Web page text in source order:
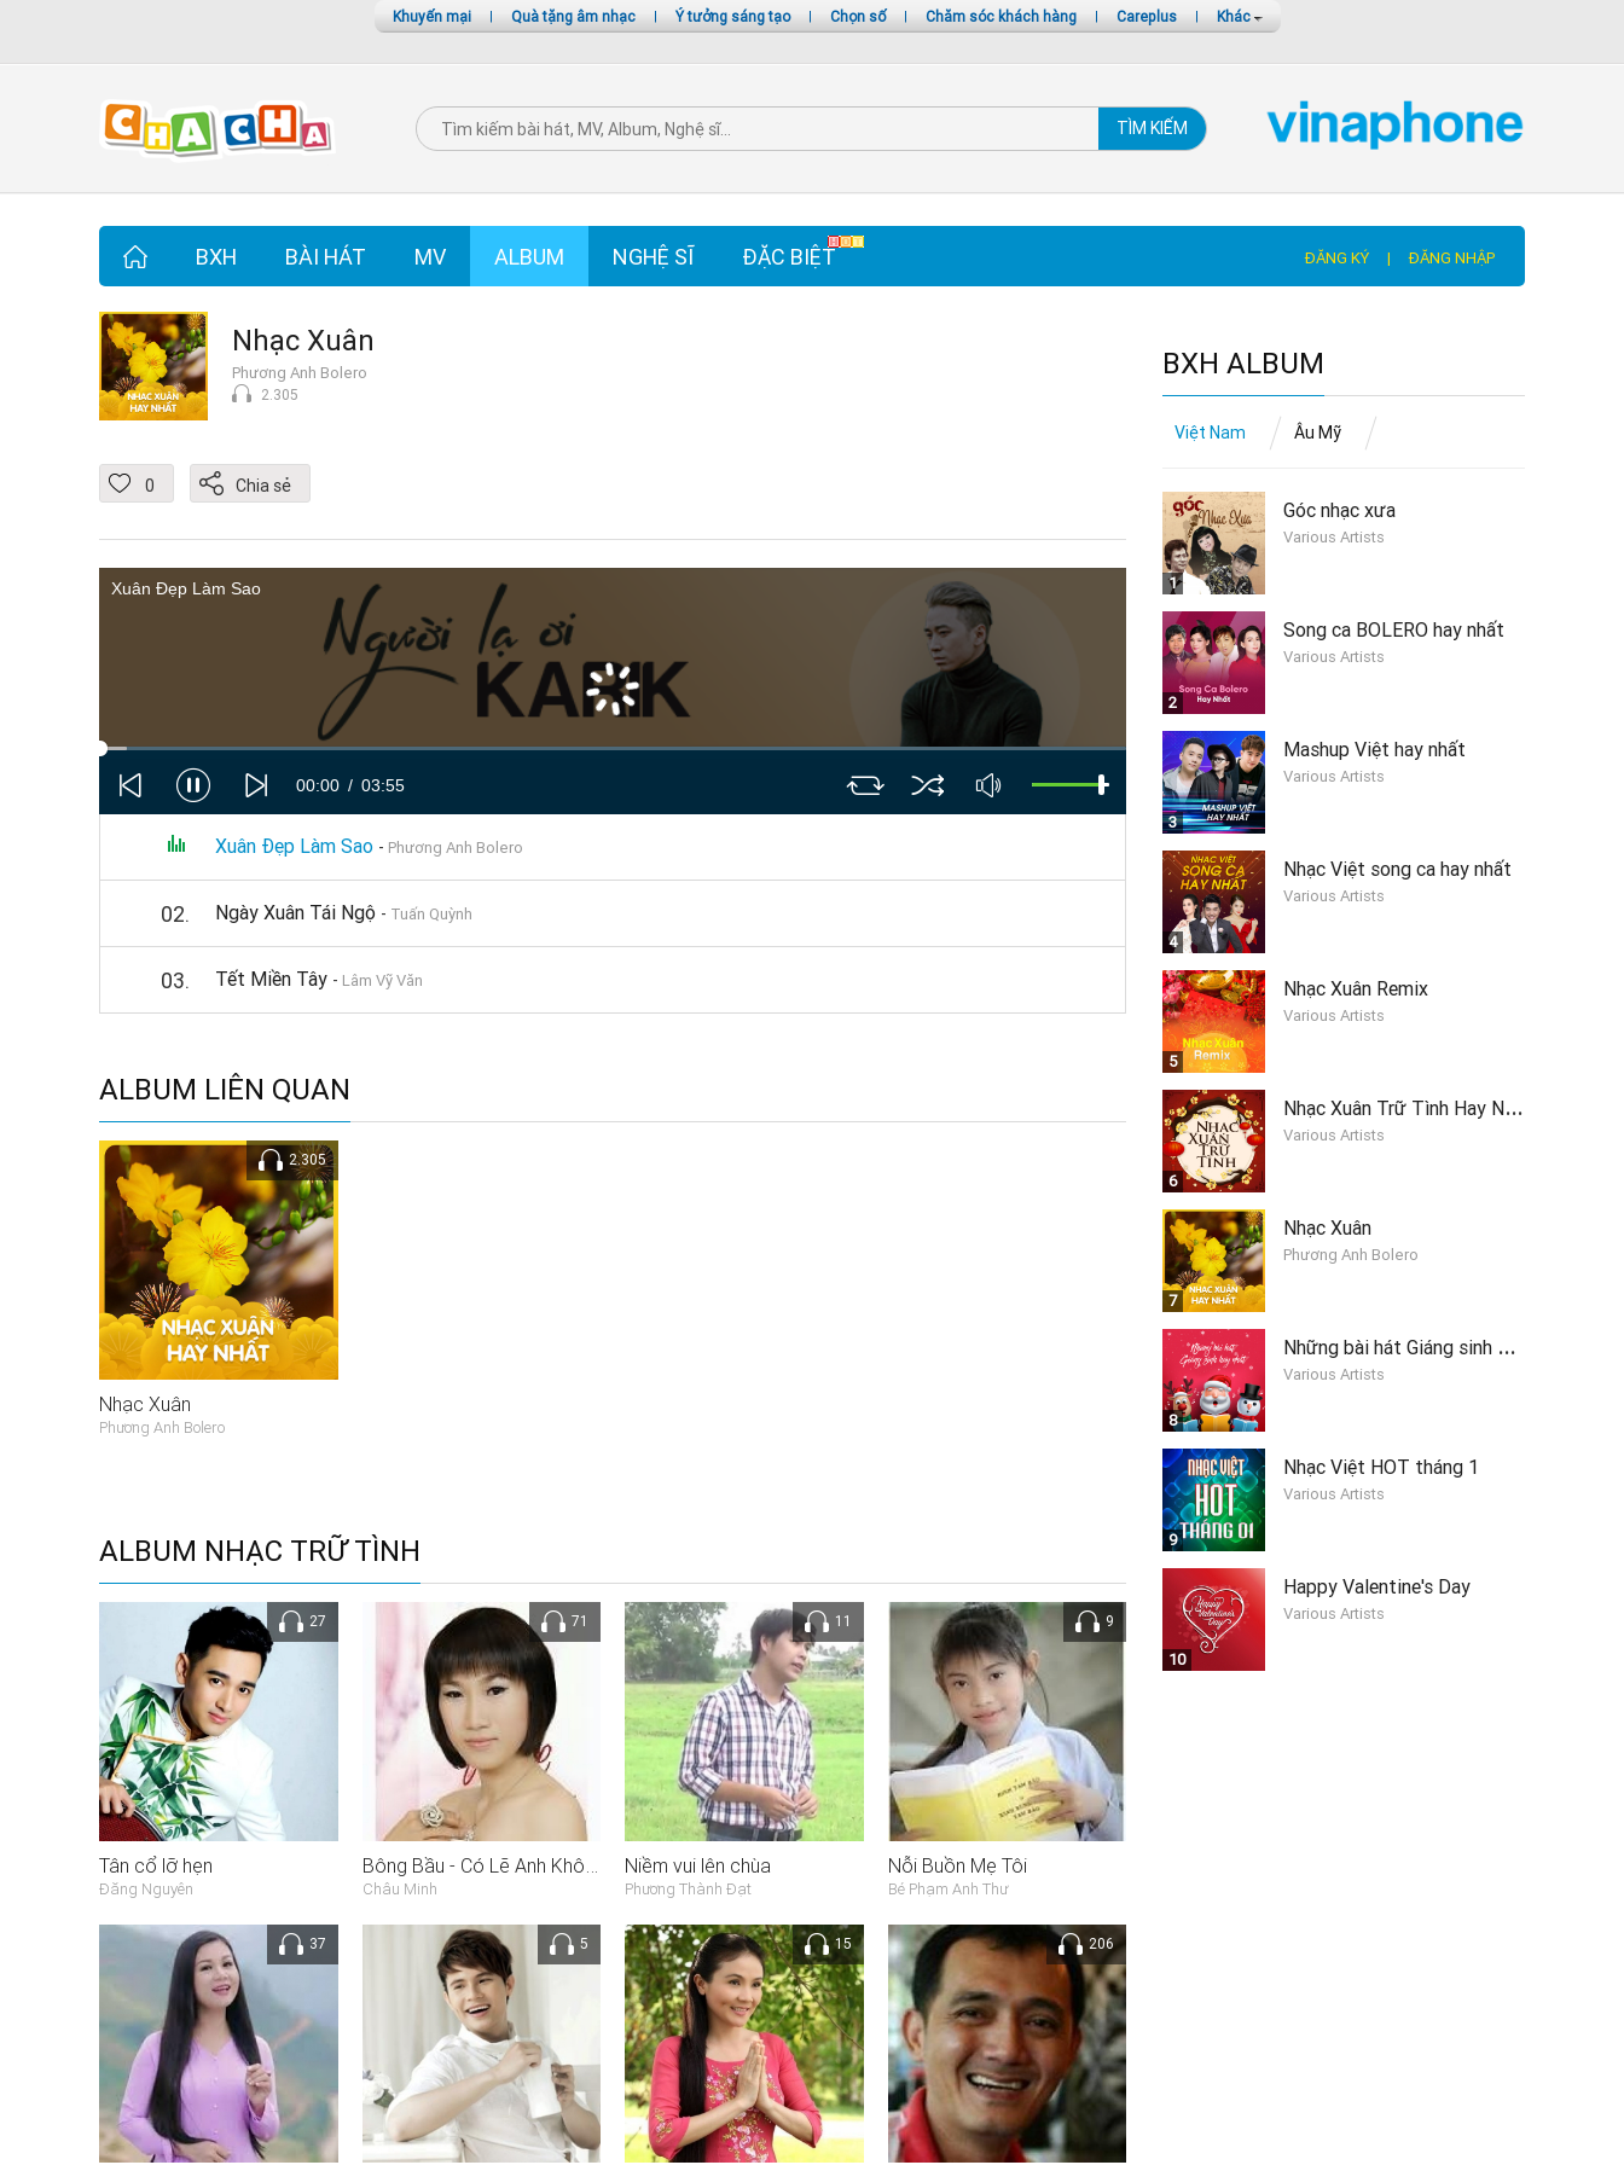
Khuyến mại | Quà tặng âm nhạc | Ý tưởng sáng tạo | Chọn số | Chăm sóc khách hàng | Careplus | Khác
TÌM KIẾM
BXH BÀI HÁT MV ALBUM NGHỆ SĨ ĐẶC BIỆT ĐĂNG KÝ | ĐĂNG NHẬP
Nhạc Xuân
Phương Anh Bolero
2.305
0 Chia sẻ
Xuân Đẹp Làm Sao
00:00 03:55
01.
Xuân Đẹp Làm Sao - Phương Anh Bolero
02. Ngày Xuân Tái Ngộ - Tuấn Quỳnh
03. Tết Miền Tây - Lâm Vỹ Văn
ALBUM LIÊN QUAN
2.305
Nhạc Xuân
Phương Anh Bolero
ALBUM NHẠC TRỮ TÌNH
27
Tân cổ lỡ hẹn
Đăng Nguyên
71
Châu Minh
11
Niềm vui lên chùa
Phương Thành Đạt
9
Nỗi Buồn Mẹ Tôi
Bé Phạm Anh Thư
37 5 15 206
BXH ALBUM
Việt Nam Âu Mỹ
1
Góc nhạc xưa
Various Artists
2
Song ca BOLERO hay nhất
Various Artists
3
Mashup Việt hay nhất
Various Artists
4
Nhạc Việt song ca hay nhất
Various Artists
5
Nhạc Xuân Remix
Various Artists
6
N
hạc Xuân Trữ Tình Hay Nhất
Various Artists
7
Nhạc Xuân
Phương Anh Bolero
8
N
hững bài hát Giáng sinh hay nhất 2019
Various Artists
9
Nhạc Việt HOT tháng 1
Various Artists
10
Happy Valentine's Day
Various Artists